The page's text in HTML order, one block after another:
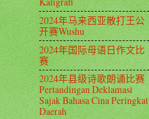
2024年马来西亚散打王公
开赛Wushu
2024年国际母语日作文比
赛
2024年县级诗歌朗诵比赛
Pertandingan Deklamasi
Sajak Bahasa Cina Peringkat
Daerah